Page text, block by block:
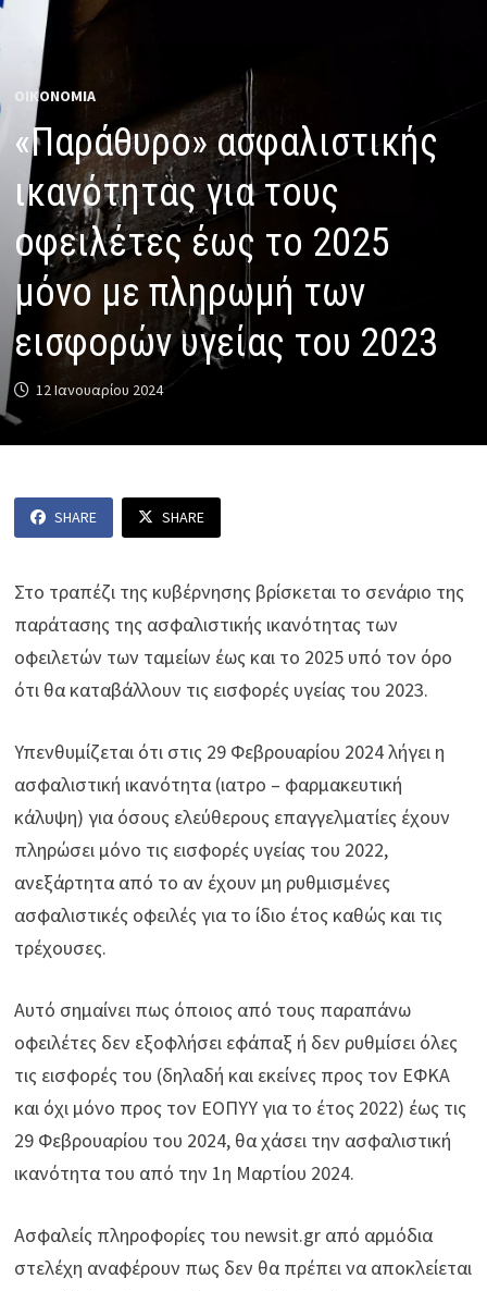
ΟΙΚΟΝΟΜΙΑ
«Παράθυρο» ασφαλιστικής
ικανότητας για τους
οφειλέτες έως το 2025
μόνο με πληρωμή των
εισφορών υγείας του 2023
12 Ιανουαρίου 2024
SHARE SHARE
Στο τραπέζι της κυβέρνησης βρίσκεται το σενάριο της
παράτασης της ασφαλιστικής ικανότητας των
οφειλετών των ταμείων έως και το 2025 υπό τον όρο
ότι θα καταβάλλουν τις εισφορές υγείας του 2023.
Υπενθυμίζεται ότι στις 29 Φεβρουαρίου 2024 λήγει η
ασφαλιστική ικανότητα (ιατρο – φαρμακευτική
κάλυψη) για όσους ελεύθερους επαγγελματίες έχουν
πληρώσει μόνο τις εισφορές υγείας του 2022,
ανεξάρτητα από το αν έχουν μη ρυθμισμένες
ασφαλιστικές οφειλές για το ίδιο έτος καθώς και τις
τρέχουσες.
Αυτό σημαίνει πως όποιος από τους παραπάνω
οφειλέτες δεν εξοφλήσει εφάπαξ ή δεν ρυθμίσει όλες
τις εισφορές του (δηλαδή και εκείνες προς τον ΕΦΚΑ
και όχι μόνο προς τον ΕΟΠΥΥ για το έτος 2022) έως τις
29 Φεβρουαρίου του 2024, θα χάσει την ασφαλιστική
ικανότητα του από την 1η Μαρτίου 2024.
Ασφαλείς πληροφορίες του newsit.gr από αρμόδια
στελέχη αναφέρουν πως δεν θα πρέπει να αποκλείεται